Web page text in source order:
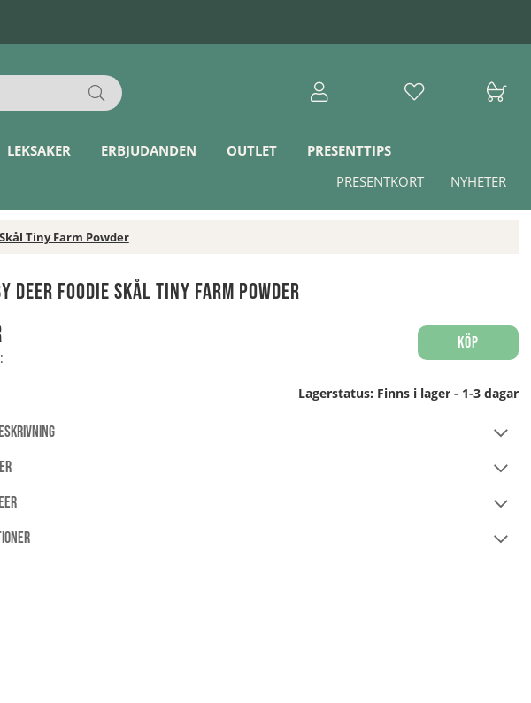
LEKSAKER ERBJUDANDEN OUTLET
PRESENTTIPS
NYHETER
PRESENTKORT
Tiny Farm Powder
Deer Foodie Skål Tiny Farm Powder
Köp
Lagerstatus: Finns i lager - 1-3 dagar